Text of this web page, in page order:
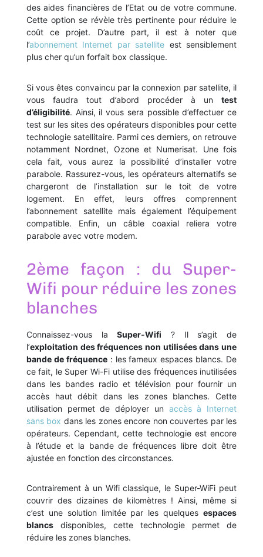
des aides financières de l’Etat ou de votre commune.
Cette option se révèle très pertinente pour réduire le
coût ce projet. D’autre part, il est à noter que
l’abonnement Internet par satellite est sensiblement
plus cher qu’un forfait box classique.
Si vous êtes convaincu par la connexion par satellite, il
vous faudra tout d’abord procéder à untest
d’éligibilité. Ainsi, il vous sera possible d’effectuer ce
test sur les sites des opérateurs disponibles pour cette
technologie satellitaire. Parmi ces derniers, on retrouve
notamment Nordnet, Ozone et Numerisat. Une fois
cela fait, vous aurez la possibilité d’installer votre
parabole. Rassurez-vous, les opérateurs alternatifs se
chargeront de l’installation sur le toit de votre
logement. En effet, leurs offres comprennent
l’abonnement satellite mais également l’équipement
compatible. Enfin, un câble coaxial reliera votre
parabole avec votre modem.
2ème façon : du Super-
Wifi pour réduire les zones
blanches
Connaissez-vous laSuper-Wifi ? Il s’agit de
l’exploitation des fréquences non utilisées dans une
bande de fréquence: les fameux espaces blancs. De
ce fait, le Super Wi-Fi utilise des fréquences inutilisées
dans les bandes radio et télévision pour fournir un
accès haut débit dans les zones blanches. Cette
utilisation permet de déployer un accès à Internet
sans box dans les zones encore non couvertes par les
opérateurs. Cependant, cette technologie est encore
à l’étude et la bande de fréquences libre doit être
ajustée en fonction des circonstances.
Contrairement à un Wifi classique, le Super-WiFi peut
couvrir des dizaines de kilomètres ! Ainsi, même si
c’est une solution limitée par les quelquesespaces
blancsdisponibles, cette technologie permet de
réduire les zones blanches.